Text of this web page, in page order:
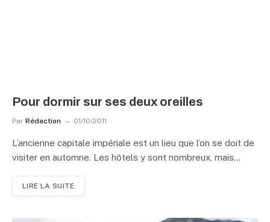
Pour dormir sur ses deux oreilles
Par Rédaction 01/10/2011
L’ancienne capitale impériale est un lieu que l’on se doit de
visiter en automne. Les hôtels y sont nombreux, mais…
LIRE LA SUITE